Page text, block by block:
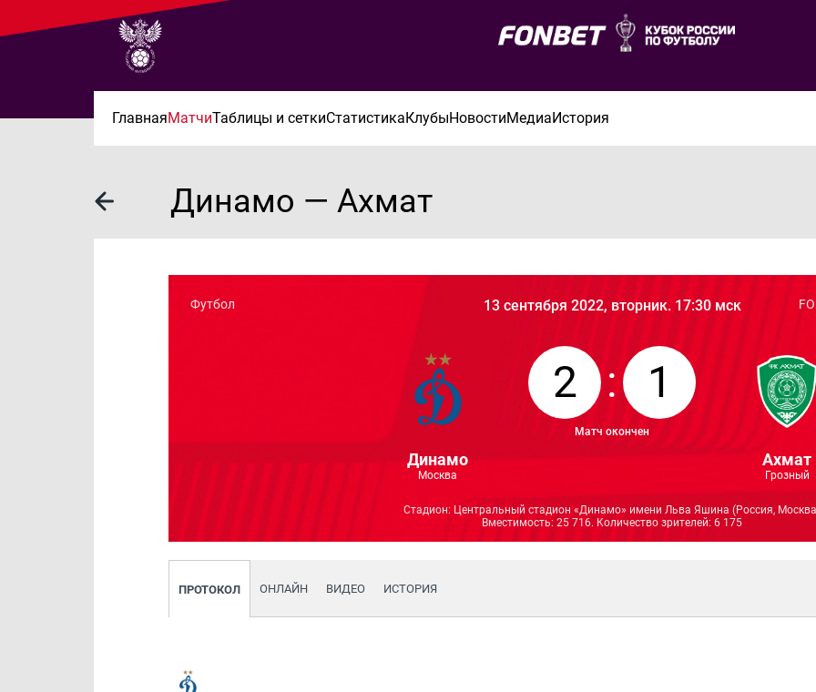
ГлавнаяМатчиТаблицы и сеткиСтатистикаКлубыНовостиМедиаИстория
Динамо — Ахмат
Футбол 13 сентября 2022, вторник. 17:30 мск
Динамо
Москва
2 : 1
Матч окончен
Ахмат
Грозный
Стадион: Центральный стадион «Динамо» имени Льва Яшина (Россия,
Вместимость: 25 716. Количество зрителей: 6 175
ПРОТОКОЛ ОНЛАЙН ВИДЕО ИСТОРИЯ